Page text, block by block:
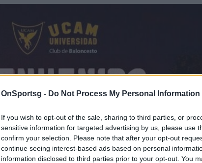
OnSportsg - Do Not Process My Personal Information
If you wish to opt-out of the sale, sharing to third parties, or
sensitive information for targeted advertising by us, please use
confirm your selection. Please note that after your opt-out
continue seeing interest-based ads based on personal
information disclosed to third parties prior to your opt-out. You